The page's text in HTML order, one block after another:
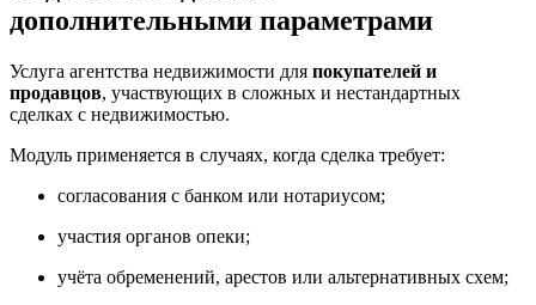
дополнительными параметрами
Услуга агентства недвижимости для покупателей и
продавцов, участвующих в сложных и нестандартных
сделках с недвижимостью.
Модуль применяется в случаях, когда сделка требует:
согласования с банком или нотариусом;
участия органов опеки;
учёта обременений, арестов или альтернативных схем;